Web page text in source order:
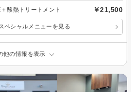
酸熱トリートメント ￥21,500
ペシャルメニューを見る
他の情報を表示